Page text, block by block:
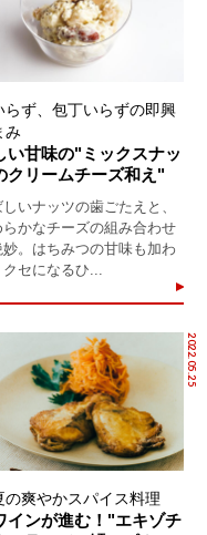
らず、包丁いらずの即興
み
い甘味の"ミックスナッ
クリームチーズ和え"
いナッツの歯ごたえと、
らかなチーズの組み合わせ
妙。はちみつの甘味も加わ
クセになるひ...
2022.05.25
の爽やかスパイス料理
インが進む！"エキゾチ